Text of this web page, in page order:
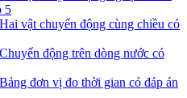
5
vật chuyển động cùng chiều có
động trên dòng nước có
đơn vị đo thời gian có đáp án